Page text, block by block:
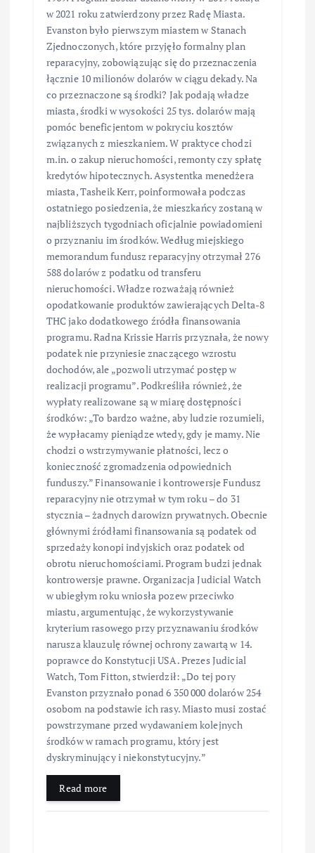
w 2021 roku zatwierdzony przez Radę Miasta.
Evanston było pierwszym miastem w Stanach
Zjednoczonych, które przyjęło formalny plan
reparacyjny, zobowiązując się do przeznaczenia
łącznie 10 milionów dolarów w ciągu dekady. Na
co przeznaczone są środki? Jak podają władze
miasta, środki w wysokości 25 tys. dolarów mają
pomóc beneficjentom w pokryciu kosztów
związanych z mieszkaniem. W praktyce chodzi
m.in. o zakup nieruchomości, remonty czy spłatę
kredytów hipotecznych. Asystentka menedżera
miasta, Tasheik Kerr, poinformowała podczas
ostatniego posiedzenia, że mieszkańcy zostaną w
najbliższych tygodniach oficjalnie powiadomieni
o przyznaniu im środków. Według miejskiego
memorandum fundusz reparacyjny otrzymał 276
588 dolarów z podatku od transferu
nieruchomości. Władze rozważają również
opodatkowanie produktów zawierających Delta-8
THC jako dodatkowego źródła finansowania
programu. Radna Krissie Harris przyznała, że nowy
podatek nie przyniesie znaczącego wzrostu
dochodów, ale „pozwoli utrzymać postęp w
realizacji programu”. Podkreśliła również, że
wypłaty realizowane są w miarę dostępności
środków: „To bardzo ważne, aby ludzie rozumieli,
że wypłacamy pieniądze wtedy, gdy je mamy. Nie
chodzi o wstrzymywanie płatności, lecz o
konieczność zgromadzenia odpowiednich
funduszy.” Finansowanie i kontrowersje Fundusz
reparacyjny nie otrzymał w tym roku – do 31
stycznia – żadnych darowizn prywatnych. Obecnie
głównymi źródłami finansowania są podatek od
sprzedaży konopi indyjskich oraz podatek od
obrotu nieruchomościami. Program budzi jednak
kontrowersje prawne. Organizacja Judicial Watch
w ubiegłym roku wniosła pozew przeciwko
miastu, argumentując, że wykorzystywanie
kryterium rasowego przy przyznawaniu środków
narusza klauzulę równej ochrony zawartą w 14.
poprawce do Konstytucji USA. Prezes Judicial
Watch, Tom Fitton, stwierdził: „Do tej pory
Evanston przyznało ponad 6 350 000 dolarów 254
osobom na podstawie ich rasy. Miasto musi zostać
powstrzymane przed wydawaniem kolejnych
środków w ramach programu, który jest
dyskryminujący i niekonstytucyjny.”
Read more